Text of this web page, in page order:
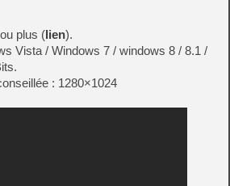
plus (lien).
Vista / Windows 7 / windows 8 / 8.1 /
: 1280×1024